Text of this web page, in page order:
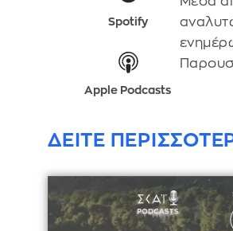
Spotify
Apple Podcasts
ΔΕΙΤΕ